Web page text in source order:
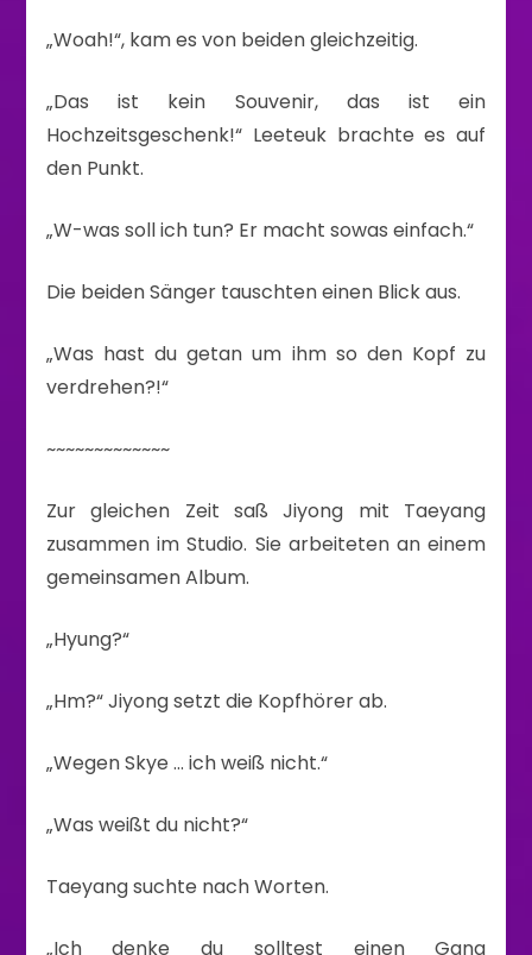
„Woah!“, kam es von beiden gleichzeitig.
„Das ist kein Souvenir, das ist ein
Hochzeitsgeschenk!“ Leeteuk brachte es auf
den Punkt.
„W-was soll ich tun? Er macht sowas einfach.“
Die beiden Sänger tauschten einen Blick aus.
„Was hast du getan um ihm so den Kopf zu
verdrehen?!“
~~~~~~~~~~~~~
Zur gleichen Zeit saß Jiyong mit Taeyang
zusammen im Studio. Sie arbeiteten an einem
gemeinsamen Album.
„Hyung?“
„Hm?“ Jiyong setzt die Kopfhörer ab.
„Wegen Skye … ich weiß nicht.“
„Was weißt du nicht?“
Taeyang suchte nach Worten.
„Ich denke du solltest einen Gang